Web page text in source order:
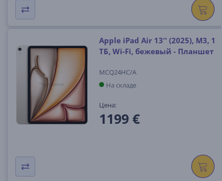
Apple iPad Air 13'' (2025), M3, 1
ТБ, Wi-Fi, бежевый - Планшет
MCQ24HC/A
На складе
Цена:
1199 €